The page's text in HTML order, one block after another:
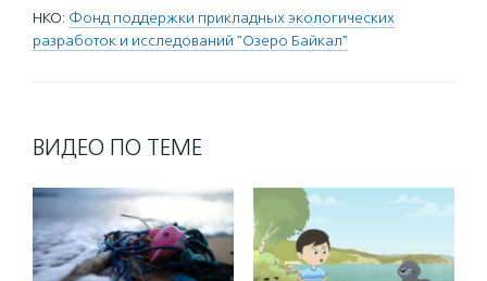
НКО: Фонд поддержки прикладных экологических
разработок и исследований "Озеро Байкал"
ВИДЕО ПО ТЕМЕ